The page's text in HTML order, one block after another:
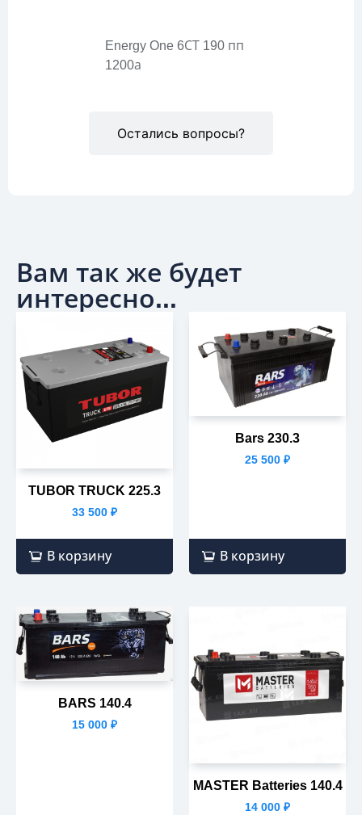
Остались вопросы?
Energy One 6СТ 190 пп
1200а
Вам так же будет
интересно...
TUBOR TRUCK 225.3
33 500 ₽
В корзину
Bars 230.3
25 500 ₽
В корзину
BARS 140.4
15 000 ₽
MASTER Batteries 140.4
14 000 ₽